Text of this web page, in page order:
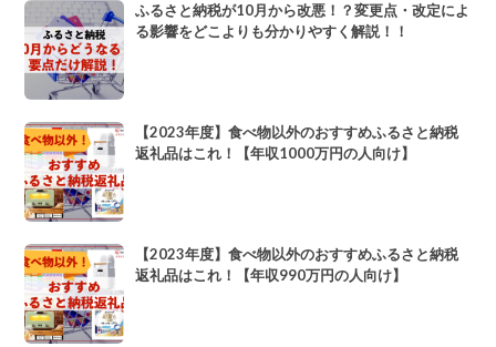
ふるさと納税が10月から改悪！？変更点・改定によ
る影響をどこよりも分かりやすく解説！！
【2023年度】食べ物以外のおすすめふるさと納税
返礼品はこれ！【年収1000万円の人向け】
【2023年度】食べ物以外のおすすめふるさと納税
返礼品はこれ！【年収990万円の人向け】